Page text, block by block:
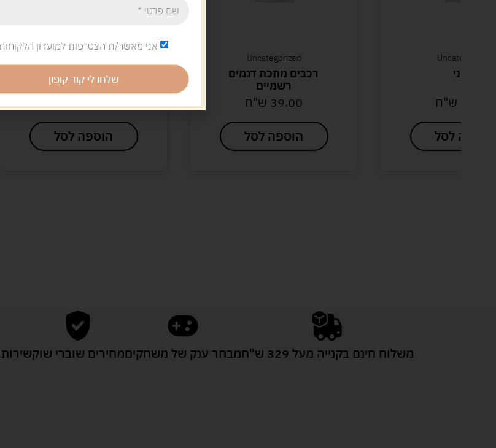
Uncategorized
גאוני
ש"ח
הוספה לסל
Uncategorized
רכבים מתכת דגמים
רשמיים
39.00 ש"ח
הוספה לסל
זוג לוחות המה
20.00ש"ח
הוספה לסל
משלוח חינם בקנייה מעל 329 ש"ח מבחר ענק של משחקיםמחירים שוברי שוק
אני מאשר/ת הצטרפות למועדון הלקוחות
שלחו לי קוד קופון